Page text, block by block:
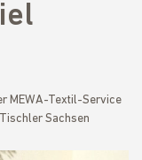
MEWA-Textil-Service
Sachsen